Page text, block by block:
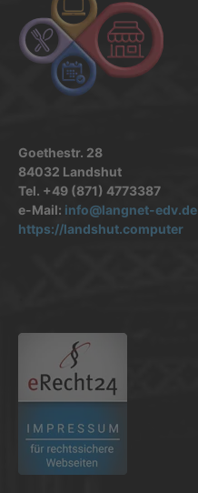
Goethestr. 28
84032 Landshut
Tel. +49 (871) 4773387
e-Mail: info@langnet-edv.de
https://landshut.computer